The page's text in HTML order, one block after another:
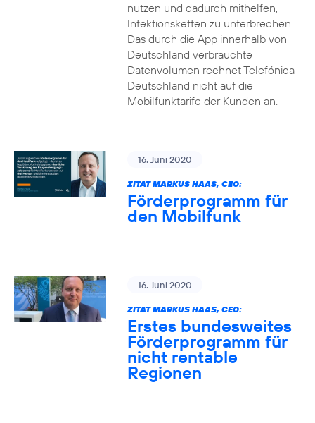
nutzen und dadurch mithelfen,
Infektionsketten zu unterbrechen.
Das durch die App innerhalb von
Deutschland verbrauchte
Datenvolumen rechnet Telefónica
Deutschland nicht auf die
Mobilfunktarife der Kunden an.
16. Juni 2020
ZITAT MARKUS HAAS, CEO:
Förderprogramm für
den Mobilfunk
16. Juni 2020
ZITAT MARKUS HAAS, CEO:
Erstes bundesweites
Förderprogramm für
nicht rentable
Regionen